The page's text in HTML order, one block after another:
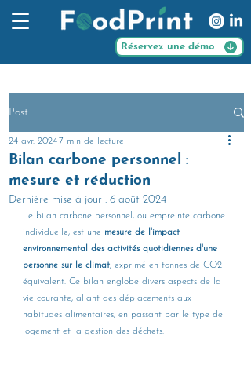
Réservez une démo
Post
Bilan carbone personnel :
mesure et réduction
24 avr. 20247 min de lecture
Dernière mise à jour : 6 août 2024
Le bilan carbone personnel, ou empreinte carbone
individuelle, est une mesure de l'impact
environnemental des activités quotidiennes d'une
personne sur le climat, exprimé en tonnes de CO2
équivalent. Ce bilan englobe divers aspects de la
vie courante, allant des déplacements aux
habitudes alimentaires, en passant par le type de
logement et la gestion des déchets.